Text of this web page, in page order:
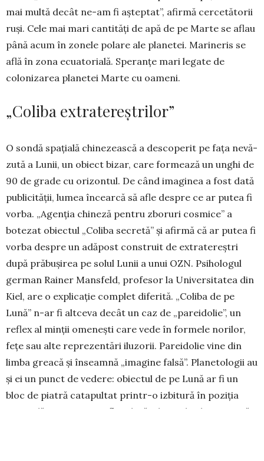
mai mul­tă de­cât ne-am fi aștep­tat”, afir­mă cercetă­torii
ruși. Cele mai mari can­tități de apă de pe Marte se aflau
până acum în zo­nele polare ale pla­ne­tei. Marineris se
află în zona ecua­torială. Speranțe mari legate de
coloni­zarea planetei Marte cu oameni.
„Coliba extratereștrilor”
O sondă spațială chinezească a descoperit pe fața nevă­
zută a Lunii, un obiect bizar, care formează un unghi de
90 de grade cu orizontul. De când imaginea a fost dată
publi­cității, lumea încearcă să afle despre ce ar putea fi
vorba. „Agenția chineză pentru zboruri cosmice” a
botezat obiectul „Coliba secretă” și afirmă că ar putea fi
vorba despre un adăpost construit de extratereștri
după prăbușirea pe solul Lunii a unui OZN. Psihologul
german Rainer Mansfeld, profesor la Uni­versitatea din
Kiel, are o ex­plicație complet diferită. „Coliba de pe
Lună” n-ar fi altceva decât un caz de „pareidolie”, un
reflex al minții ome­nești care vede în formele norilor,
fețe sau alte repre­zentări iluzorii. Pareidolie vine din
limba greacă și înseamnă „imagine falsă”. Planetologii au
și ei un punct de vedere: obiectul de pe Lună ar fi un
bloc de piatră catapultat printr-o izbitură în poziția
verticală. Pentru a se afla adevărul, sonda chinezească